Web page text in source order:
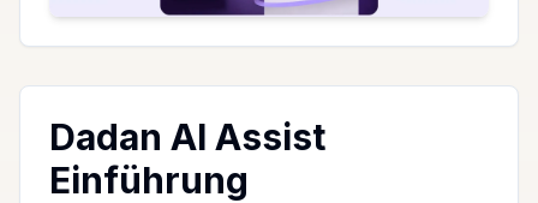
Dadan AI Assist
Einführung